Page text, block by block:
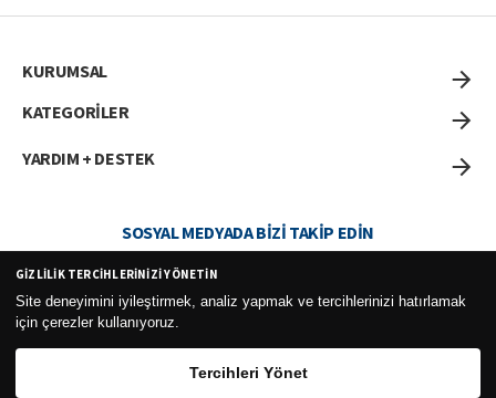
KURUMSAL
KATEGORİLER
YARDIM + DESTEK
SOSYAL MEDYADA BIZI TAKIP EDIN
GIZLILIK TERCIHLERINIZI YÖNETIN
Site deneyimini iyileştirmek, analiz yapmak ve tercihlerinizi hatırlamak
için çerezler kullanıyoruz.
Tercihleri Yönet